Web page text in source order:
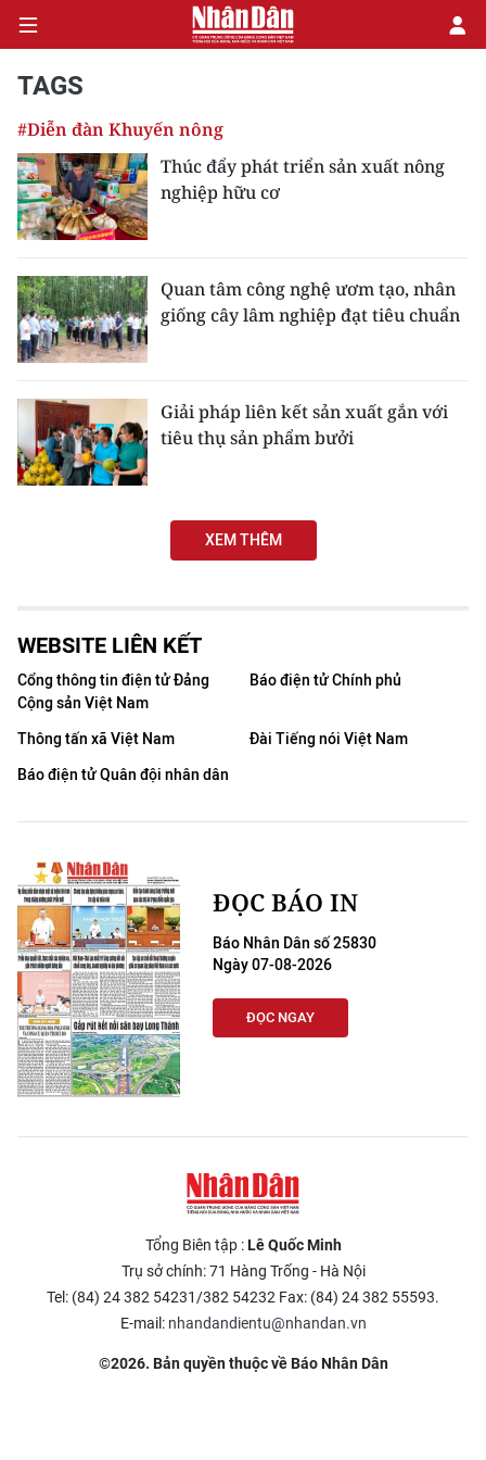
CHÍNH TRỊ
KINH TẾ
XÃ HỘI
PHÁP LUẬT
DU LỊCH
THẾ GIỚI
KHOA HỌC - CÔNG NGHỆ
BẠN ĐỌC
KIỂM CHỨNG THÔNG TIN
TRI THỨC CHUYÊN SÂU
54 DÂN TỘC VIỆT NAM
CHƯƠNG TRÌNH OCOP - MỖI XÃ
MỘT SẢN PHẨM
RADIO
MEDIA CENTER
Media Chính trị
Media Kinh tế
Media Văn hóa
TAGS
#Diễn đàn Khuyến nông
Thúc đẩy phát triển sản xuất nông
nghiệp hữu cơ
Quan tâm công nghệ ươm tạo, nhân
giống cây lâm nghiệp đạt tiêu chuẩn
Giải pháp liên kết sản xuất gắn với
tiêu thụ sản phẩm bưởi
XEM THÊM
WEBSITE LIÊN KẾT
Cổng thông tin điện tử Đảng
Cộng sản Việt Nam
Báo điện tử Chính phủ
Thông tấn xã Việt Nam
Đài Tiếng nói Việt Nam
Báo điện tử Quân đội nhân dân
ĐỌC BÁO IN
Báo Nhân Dân số 25830
Ngày 07-08-2026
ĐỌC NGAY
Tổng Biên tập :Lê Quốc Minh
Trụ sở chính: 71 Hàng Trống - Hà Nội
Tel: (84) 24 382 54231/382 54232 Fax: (84) 24 382 55593.
E-mail: nhandandientu@nhandan.vn
©2026. Bản quyền thuộc về Báo Nhân Dân